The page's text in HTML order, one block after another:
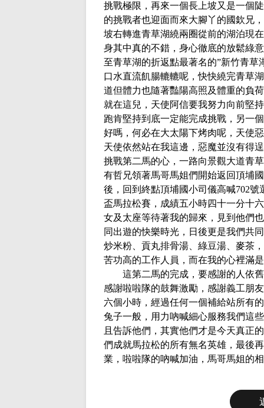
挑戰極限，再來一個長上坡又是一個
的挑戰者也迎面而來大腳丫的國欽兄
坡右轉進青草湖繞兩圈從前的湖泊現
身其中真的不錯，身心徹底的放鬆綠
至青草湖的折返點最著名的”新竹青草
口水直流飢腸轆轆呢，快快繞完青草
道但體力也隨著豔陽高照及體重的負
就在這兒，天使阿信要我努力向前堅
跑肯堅持到底一定能完成挑戰，另一
好嗎，何必在大太陽下烤肉呢，天使
天使依然站在我這邊，惡魔並沒有得
挑戰第二馬的心，一路向景觀大道青
有哲兄領著馬哥馬姐們開始返回頂埔
後，回到終點頂埔國小司儀高喊702號
盃馬拉松賽，成績五小時四十一分十
女及太座等待著我的歸來，見到他們
同出遊的快樂時光，日後更是我們共
炒米粉、貢丸排骨湯、綠豆湯、麥茶
苦功高的工作人員，而在我的心裡滿
這第二馬的完成，要感謝的人依舊
感謝啦啦隊的鼓舞激勵，感謝義工朋
六個小時，經過任何一個補給站所有
兔子一般，用力吶喊細心服務我們這
且告訴他們，其實他們才是今天真正
們成就馬拉松的所有無名英雄，最後
業，啦啦隊的吶喊加油，馬哥馬姐的